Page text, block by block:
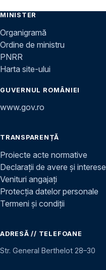
MINISTER
Organigramă
Ordine de ministru
PNRR
Harta site-ului
GUVERNUL ROMÂNIEI
www.gov.ro
TRANSPARENȚĂ
Proiecte acte normative
Declarații de avere și interese
Venituri angajați
Protecția datelor personale
Termeni și condiții
ADRESĂ // TELEFOANE
Str. General Berthelot 28–30